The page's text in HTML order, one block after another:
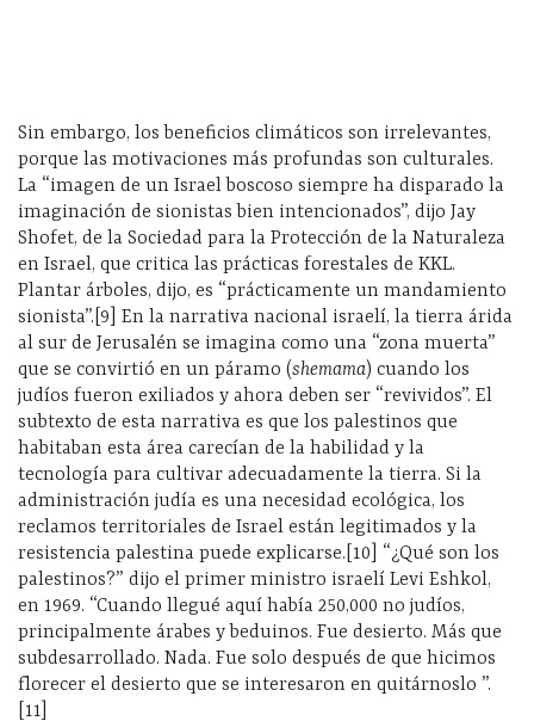
Sin embargo, los beneficios climáticos son irrelevantes,
porque las motivaciones más profundas son culturales.
La “imagen de un Israel boscoso siempre ha disparado la
imaginación de sionistas bien intencionados”, dijo Jay
Shofet, de la Sociedad para la Protección de la Naturaleza
en Israel, que critica las prácticas forestales de KKL.
Plantar árboles, dijo, es “prácticamente un mandamiento
sionista”.[9] En la narrativa nacional israelí, la tierra árida
al sur de Jerusalén se imagina como una “zona muerta”
que se convirtió en un páramo (shemama) cuando los
judíos fueron exiliados y ahora deben ser “revividos”. El
subtexto de esta narrativa es que los palestinos que
habitaban esta área carecían de la habilidad y la
tecnología para cultivar adecuadamente la tierra. Si la
administración judía es una necesidad ecológica, los
reclamos territoriales de Israel están legitimados y la
resistencia palestina puede explicarse.[10] “¿Qué son los
palestinos?” dijo el primer ministro israelí Levi Eshkol,
en 1969. “Cuando llegué aquí había 250,000 no judíos,
principalmente árabes y beduinos. Fue desierto. Más que
subdesarrollado. Nada. Fue solo después de que hicimos
florecer el desierto que se interesaron en quitárnoslo ”.
[11]